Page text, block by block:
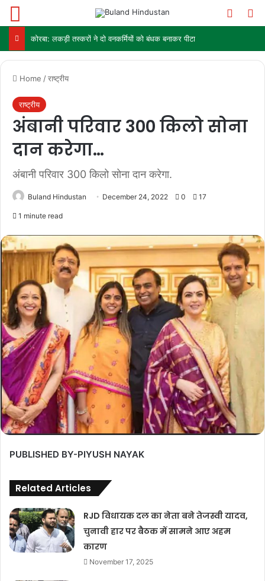
कोरबा: लकड़ी तस्करों ने दो वनकर्मियों को बंधक बनाकर पीटा
Home /राष्ट्रीय
राष्ट्रीय
अंबानी परिवार 300 किलो सोना
दान करेगा…
अंबानी परिवार 300 किलो सोना दान करेगा.
Buland Hindustan December 24, 2022 0 17
1 minute read
PUBLISHED BY-PIYUSH NAYAK
Related Articles
RJD विधायक दल का नेता बने तेजस्वी यादव,
चुनावी हार पर बैठक में सामने आए अहम
कारण
November 17, 2025